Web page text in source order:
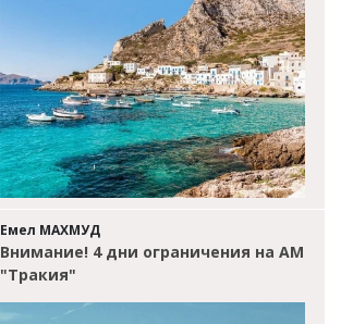
Емел МАХМУД
Внимание! 4 дни ограничения на АМ
"Тракия"